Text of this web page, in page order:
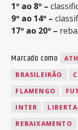
1º ao 8º –
9º ao 14º –
17º ao 20º –
Marcado como
BRASILEIRÃO
FLAMENGO
INTER
REBAIXAMENTO